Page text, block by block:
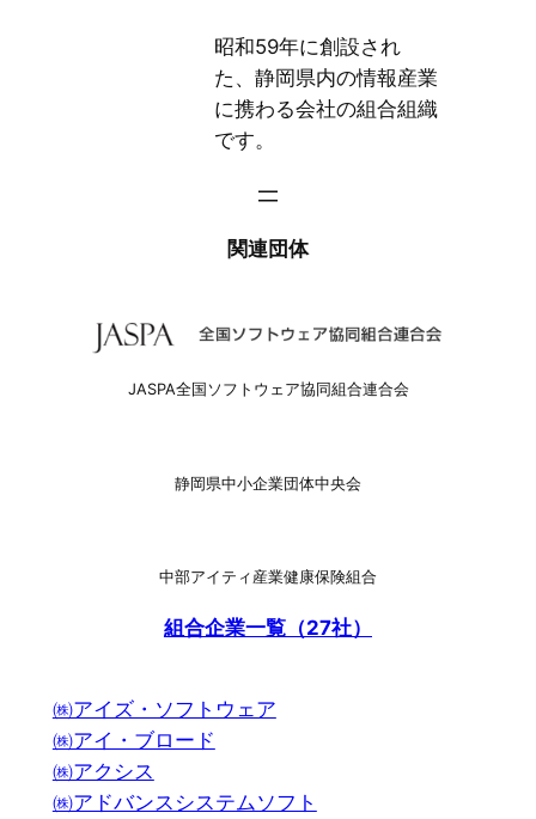
昭和59年に創設され
た、静岡県内の情報産業
に携わる会社の組合組織
です。
関連団体
JASPA全国ソフトウェア協同組合連合会
静岡県中小企業団体中央会
中部アイティ産業健康保険組合
組合企業一覧（27社）
㈱アイズ・ソフトウェア
㈱アイ・ブロード
㈱アクシス
㈱アドバンスシステムソフト